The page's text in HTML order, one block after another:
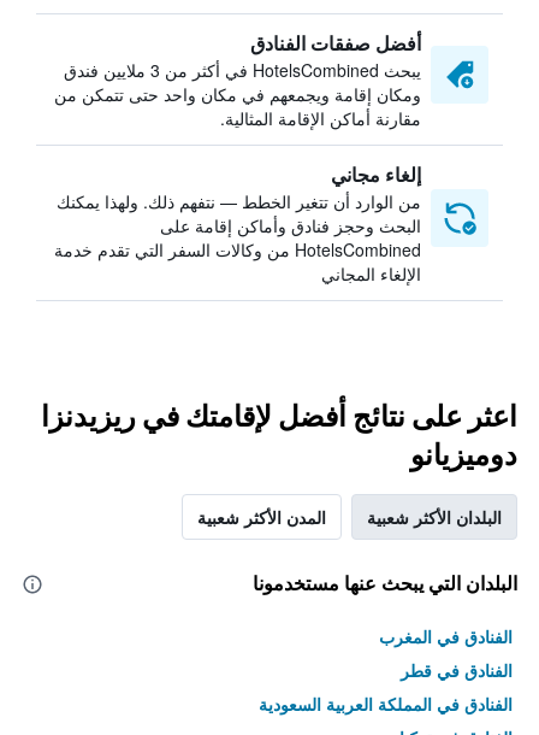
أفضل صفقات الفنادق
يبحث HotelsCombined في أكثر من 3 ملايين فندق
ومكان إقامة ويجمعهم في مكان واحد حتى تتمكن من
مقارنة أماكن الإقامة المثالية.
إلغاء مجاني
من الوارد أن تتغير الخطط — نتفهم ذلك. ولهذا يمكنك
البحث وحجز فنادق وأماكن إقامة على
HotelsCombined من وكالات السفر التي تقدم خدمة
الإلغاء المجاني
اعثر على نتائج أفضل لإقامتك في ريزيدنزا
دوميزيانو
البلدان الأكثر شعبية المدن الأكثر شعبية
البلدان التي يبحث عنها مستخدمونا
الفنادق في المغرب
الفنادق في قطر
الفنادق في المملكة العربية السعودية